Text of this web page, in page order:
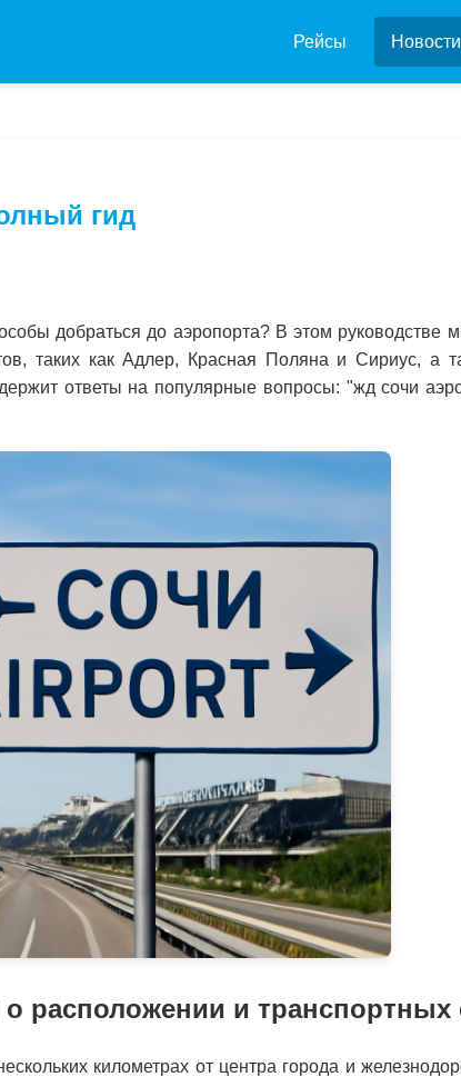
Рейсы Новости
гид
добраться до аэропорта? В этом руководстве
таких как Адлер, Красная Поляна и Сириус, а
ответы на популярные вопросы: "жд сочи
расположении и транспортных
километрах от центра города и